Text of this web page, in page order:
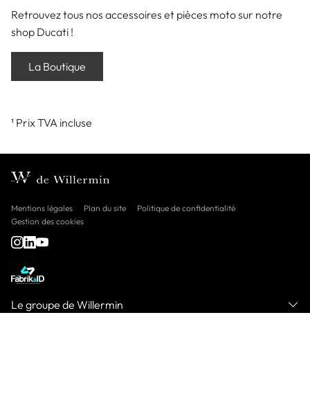
Retrouvez tous nos accessoires et pièces moto sur notre
shop Ducati !
La Boutique
¹ Prix TVA incluse
Mentions légales Plan du site
Politique de confidentialité
Gestion des cookies
Le groupe de Willermin